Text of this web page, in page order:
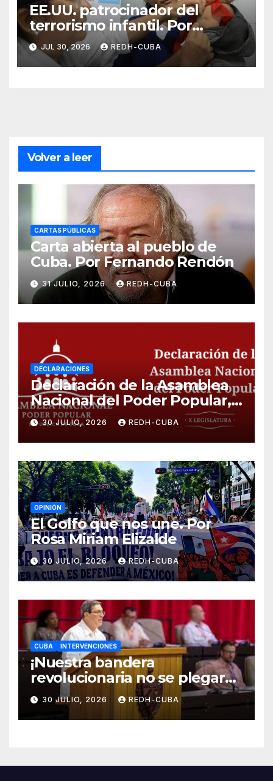
EE.UU. patrocinador del
terrorismo infantil. Por
Ramón Pedregal Casanova
JUL 30, 2026 REDH-CUBA
Volver a leer
CARTAS PÚBLICAS
Carta abierta al pueblo de
Cuba. Por Fernando Rendón
31 JULIO, 2026 REDH-CUBA
DECLARACIONES
Declaración de la Asamblea
Nacional del Poder Popular,
¡Cesen el cerco energético y
el castigo colectivo al pueblo
cubano!
30 JULIO, 2026 REDH-CUBA
OPINIÓN
El Golfo que nos une. Por
Rosa Miriam Elizalde
30 JULIO, 2026 REDH-CUBA
CUBA INTERVENCIONES
¡Nuestra bandera
revolucionaria no se plegará
jamás! Por Bruno Rodríguez
Parrilla
30 JULIO, 2026 REDH-CUBA